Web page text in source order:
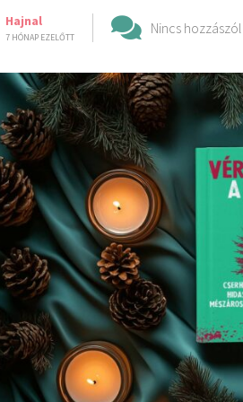
Hajnal
7 HÓNAP EZELŐTT
Nincs